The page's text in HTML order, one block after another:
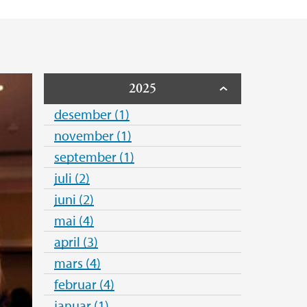
2025
desember (1)
november (1)
september (1)
juli (2)
juni (2)
mai (4)
april (3)
mars (4)
februar (4)